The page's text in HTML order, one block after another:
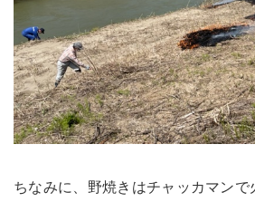
ちなみに、野焼きはチャッカマンで